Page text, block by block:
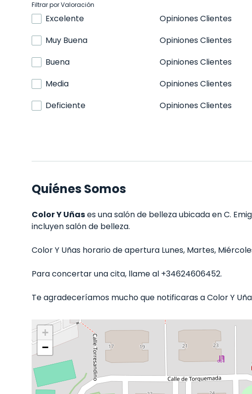
Filtrar por Valoración
Excelente
Opiniones Clientes
Muy Buena
Opiniones Clientes
Buena
Opiniones Clientes
Media
Opiniones Clientes
Deficiente
Opiniones Clientes
Quiénes Somos
Color Y Uñases una salón de belleza ubicada en C.
incluyen salón de belleza.
Color Y Uñas horario de apertura Lunes, Martes,
Para concertar una cita, llame al +34624606452.
Te agradeceríamos mucho que notificaras a Color Y
+
−